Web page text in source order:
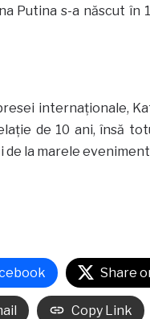
Putina s-a născut în
internaţionale,
de 10 ani, însă
la marele
Share
Copy Link